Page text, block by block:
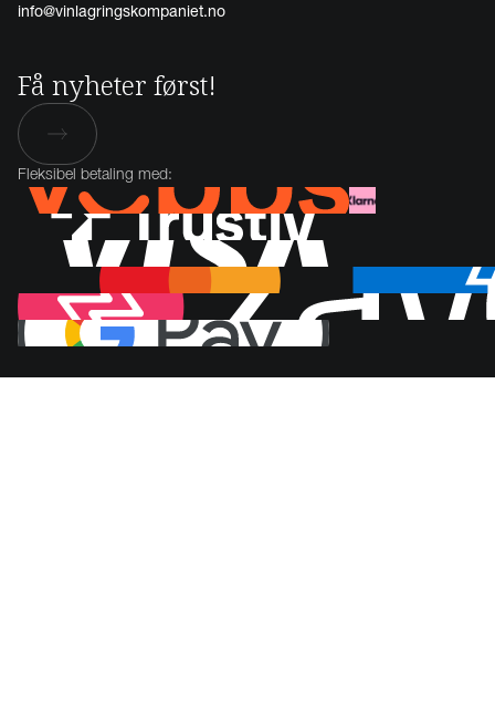
info@vinlagringskompaniet.no
Få nyheter først!
Fleksibel betaling med: